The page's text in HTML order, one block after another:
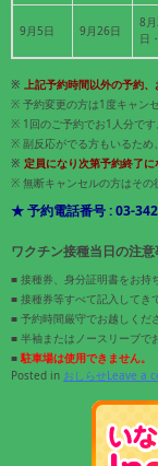
9月5日 9月26日
8
日
※ 上記予約時間以外の予約、
※ 予約変更の方は1度キャン
※ 1回のご予約でお1人分です
※ 副反応がでる方もいるため
※ 定員になり次第予約終了に
※ 無断キャンセルの方はその
★ 予約電話番号 : 03-
ワクチン接種当日の注
■ 接種券、身分証明書をお持
■ 接種券等すべて記入してき
■ 予約時間厳守でお越しくだ
■ 半袖またはノースリーブで
■ 駐車場は使用できません。
Posted in おしらせLeave a